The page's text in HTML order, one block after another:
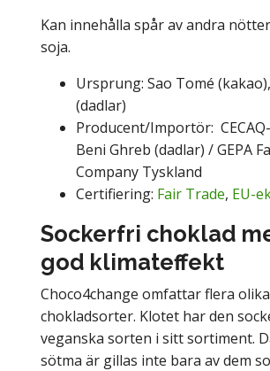
Kan innehålla spår av andra
soja.
Ursprung: Sao Tomé
(dadlar)
Producent/Importör:
Beni Ghreb (dadlar) / GEPA
Company Tyskland
Certifiering: Fair Trade, EU-
Sockerfri choklad
god klimateffekt
Choco4change omfattar flera olika
chokladsorter. Klotet har den
veganska sorten i sitt sortiment.
sötma är gillas inte bara av dem